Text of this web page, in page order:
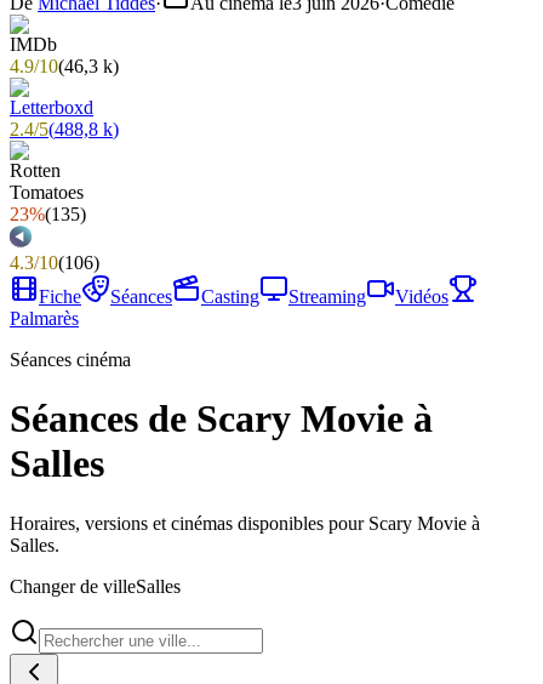
4.9/10(46,3 k)
2.4/5(488,8 k)
23%(135)
4.3/10(106)
Fiche
Séances Casting Streaming
Vidéos
Palmarès
Séances cinéma
Séances de Scary Movie à
Salles
Horaires, versions et cinémas disponibles pour Scary Movie à
Salles.
Changer de villeSalles